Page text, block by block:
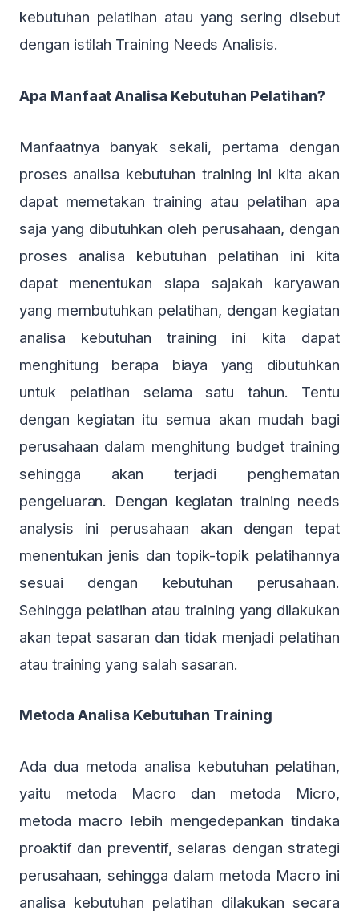
kebutuhan pelatihan atau yang sering disebut
dengan istilah Training Needs Analisis.
Apa Manfaat Analisa Kebutuhan Pelatihan?
Manfaatnya banyak sekali, pertama dengan
proses analisa kebutuhan training ini kita akan
dapat memetakan training atau pelatihan apa
saja yang dibutuhkan oleh perusahaan, dengan
proses analisa kebutuhan pelatihan ini kita
dapat menentukan siapa sajakah karyawan
yang membutuhkan pelatihan, dengan kegiatan
analisa kebutuhan training ini kita dapat
menghitung berapa biaya yang dibutuhkan
untuk pelatihan selama satu tahun. Tentu
dengan kegiatan itu semua akan mudah bagi
perusahaan dalam menghitung budget training
sehingga akan terjadi penghematan
pengeluaran. Dengan kegiatan training needs
analysis ini perusahaan akan dengan tepat
menentukan jenis dan topik-topik pelatihannya
sesuai dengan kebutuhan perusahaan.
Sehingga pelatihan atau training yang dilakukan
akan tepat sasaran dan tidak menjadi pelatihan
atau training yang salah sasaran.
Metoda Analisa Kebutuhan Training
Ada dua metoda analisa kebutuhan pelatihan,
yaitu metoda Macro dan metoda Micro,
metoda macro lebih mengedepankan tindaka
proaktif dan preventif, selaras dengan strategi
perusahaan, sehingga dalam metoda Macro ini
analisa kebutuhan pelatihan dilakukan secara